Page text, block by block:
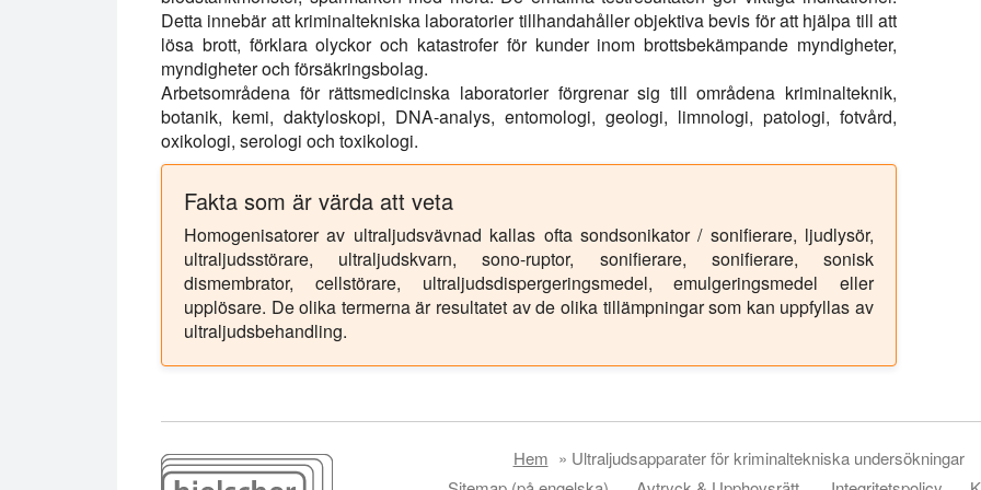
Detta innebär att kriminaltekniska laboratorier tillhandahåller objektiva bevis för att hjälpa till att
lösa brott, förklara olyckor och katastrofer för kunder inom brottsbekämpande myndigheter,
myndigheter och försäkringsbolag.
Arbetsområdena för rättsmedicinska laboratorier förgrenar sig till områdena kriminalteknik,
botanik, kemi, daktyloskopi, DNA-analys, entomologi, geologi, limnologi, patologi, fotvård,
oxikologi, serologi och toxikologi.
Fakta som är värda att veta
Homogenisatorer av ultraljudsvävnad kallas ofta sondsonikator / sonifierare, ljudlysör,
ultraljudsstörare, ultraljudskvarn, sono-ruptor, sonifierare, sonifierare, sonisk
dismembrator, cellstörare, ultraljudsdispergeringsmedel, emulgeringsmedel eller
upplösare. De olika termerna är resultatet av de olika tillämpningar som kan uppfyllas av
ultraljudsbehandling.
Hem » Ultraljudsapparater för kriminaltekniska undersökningar